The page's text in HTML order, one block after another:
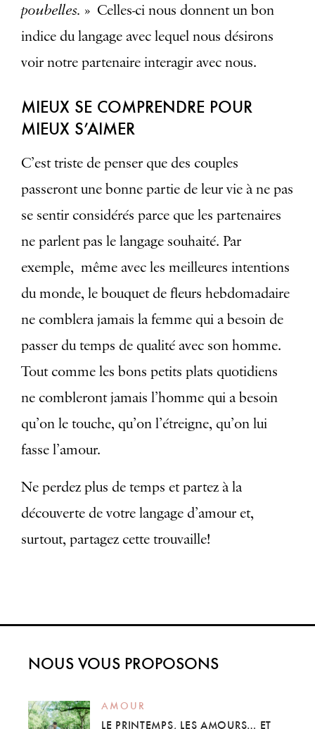
poubelles. » Celles-ci nous donnent un bon
indice du langage avec lequel nous désirons
voir notre partenaire interagir avec nous.
MIEUX SE COMPRENDRE POUR
MIEUX S’AIMER
C’est triste de penser que des couples
passeront une bonne partie de leur vie à ne pas
se sentir considérés parce que les partenaires
ne parlent pas le langage souhaité. Par
exemple, même avec les meilleures intentions
du monde, le bouquet de fleurs hebdomadaire
ne comblera jamais la femme qui a besoin de
passer du temps de qualité avec son homme.
Tout comme les bons petits plats quotidiens
ne combleront jamais l’homme qui a besoin
qu’on le touche, qu’on l’étreigne, qu’on lui
fasse l’amour.
Ne perdez plus de temps et partez à la
découverte de votre langage d’amour et,
surtout, partagez cette trouvaille!
NOUS VOUS PROPOSONS
AMOUR
LE PRINTEMPS, LES AMOURS… ET